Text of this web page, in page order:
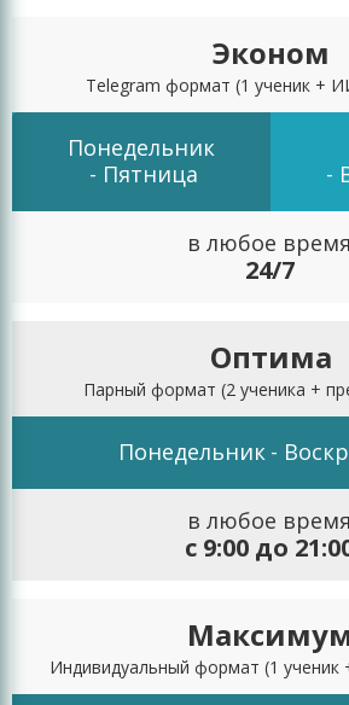
Эконом
Telegram формат (1 ученик +
Понедельник
- Пятница
-
в любое время
24/7
Оптима
Парный формат (2 ученика +
Понедельник -
в любое время
с 9:00 до
Индивидуальный формат (1 ученик